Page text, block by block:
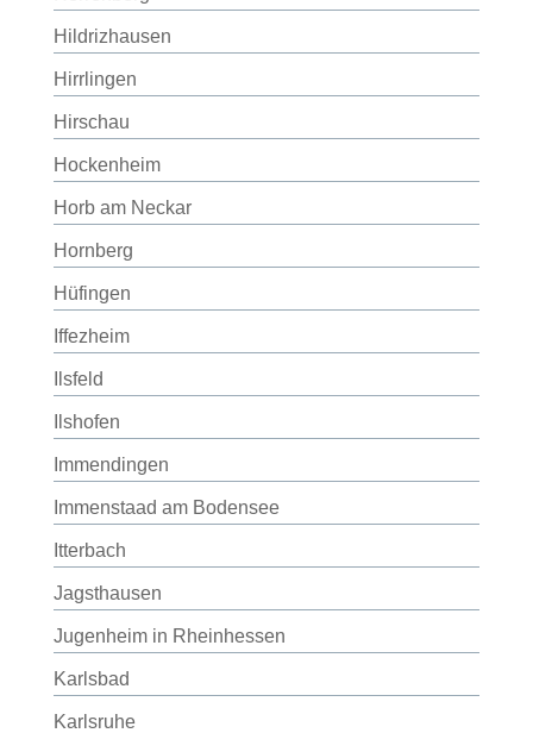
Hildrizhausen
Hirrlingen
Hirschau
Hockenheim
Horb am Neckar
Hornberg
Hüfingen
Iffezheim
Ilsfeld
Ilshofen
Immendingen
Immenstaad am Bodensee
Itterbach
Jagsthausen
Jugenheim in Rheinhessen
Karlsbad
Karlsruhe